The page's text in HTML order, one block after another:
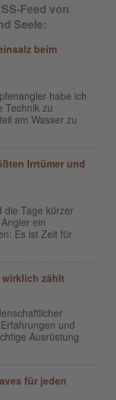
Feed von
Seele:
beim
habe ich
Technik zu
am Wasser zu
Irrtümer und
die Tage kürzer
ein
Es ist Zeit für
zählt
und
Ausrüstung
für jeden